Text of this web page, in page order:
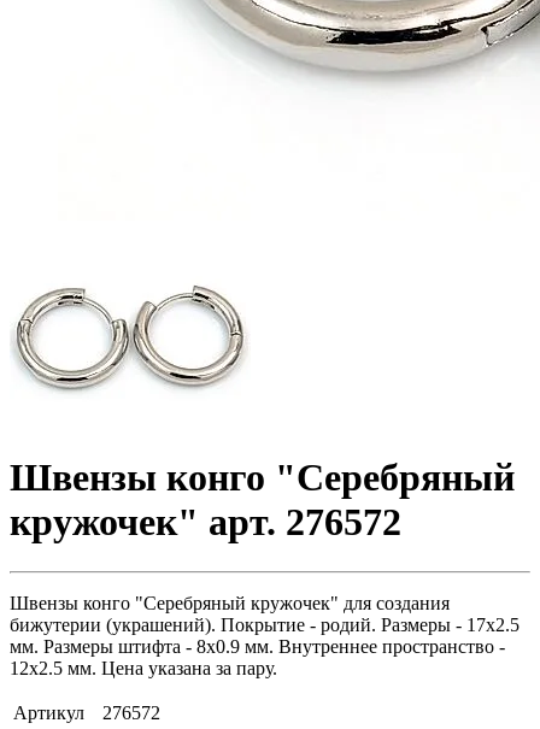
Швензы конго "Серебряный
кружочек" арт. 276572
Швензы конго "Серебряный кружочек" для создания
бижутерии (украшений). Покрытие - родий. Размеры - 17х2.5
мм. Размеры штифта - 8х0.9 мм. Внутреннее пространство -
12х2.5 мм. Цена указана за пару.
Артикул
276572